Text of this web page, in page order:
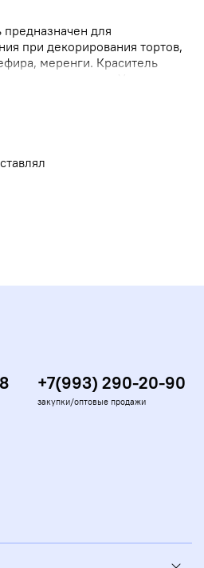
для
при декорирования тортов,
меренги. Краситель
не расплывается. Упрощает и
позволяя делать
крема или зефира, а
количество красителя
необходимо встряхнуть.
краситель под наклоном и
+7(993) 290-20-90
закупки/оптовые продажи